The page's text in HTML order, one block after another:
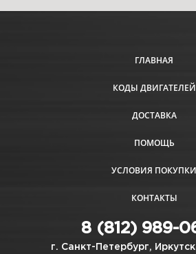
ГЛАВНАЯ
КОДЫ ДВИГАТЕЛЕЙ
ДОСТАВКА
ПОМОЩЬ
УСЛОВИЯ ПОКУПКИ
КОНТАКТЫ
8 (812) 989-
г. Санкт-Петербург,